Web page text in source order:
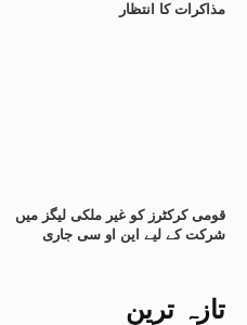
تازہ ترین
مذاکرات کا انتظار
قومی کرکٹرز کو غیر ملکی لیگز میں
شرکت کے لیے این او سی جاری